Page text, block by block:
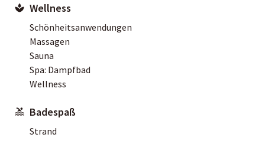
Wellness
Schönheitsanwendungen
Massagen
Sauna
Spa: Dampfbad
Wellness
Badespaß
Strand